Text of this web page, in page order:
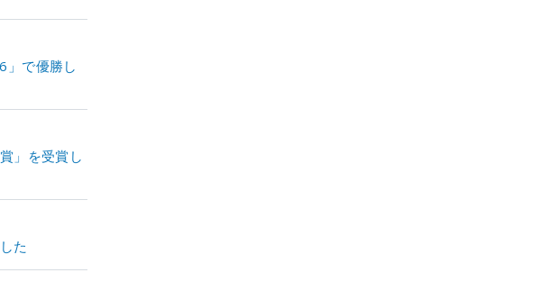
」で優勝し
」を受賞し
た